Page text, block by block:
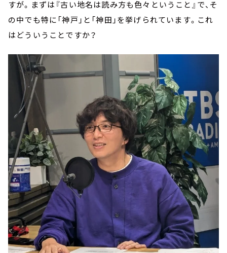
すが。まずは『古い地名は読み方も色々ということ』で、そ
の中でも特に「神戸」と「神田」を挙げられています。これ
はどういうことですか？